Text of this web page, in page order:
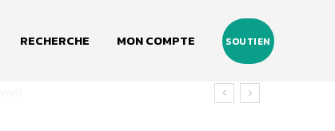
RECHERCHE MON COMPTE SOUTIEN